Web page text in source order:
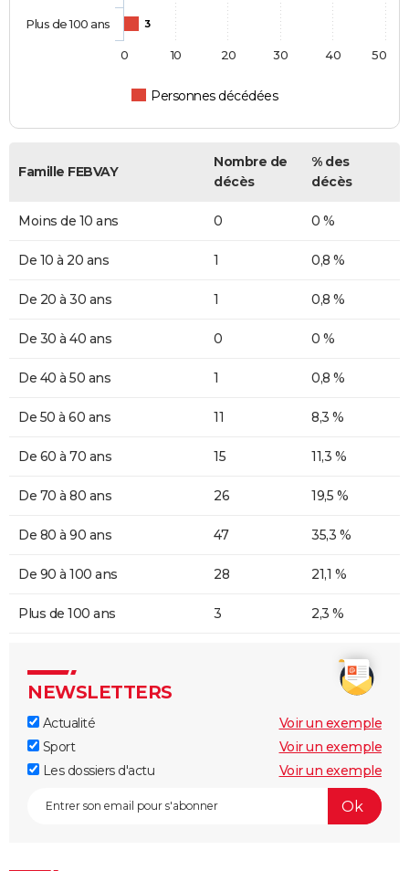
3
Personnes décédées
Plus de 100 ans
0 10 20 30 40 50
Famille FEBVAY
Nombre de
décès
% des
décès
Moins de 10 ans 0 0 %
De 10 à 20 ans 1 0,8 %
De 20 à 30 ans 1 0,8 %
De 30 à 40 ans 0 0 %
De 40 à 50 ans 1 0,8 %
De 50 à 60 ans 11 8,3 %
De 60 à 70 ans 15 11,3 %
De 70 à 80 ans 26 19,5 %
De 80 à 90 ans 47 35,3 %
De 90 à 100 ans 28 21,1 %
Plus de 100 ans 3 2,3 %
NEWSLETTERS
Actualité
Voir un exemple
Sport
Voir un exemple
Les dossiers d'actu
Voir un exemple